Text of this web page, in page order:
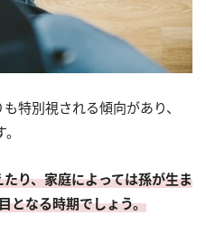
特別視される傾向があり、
り、家庭によっては孫が生ま
となる時期でしょう。